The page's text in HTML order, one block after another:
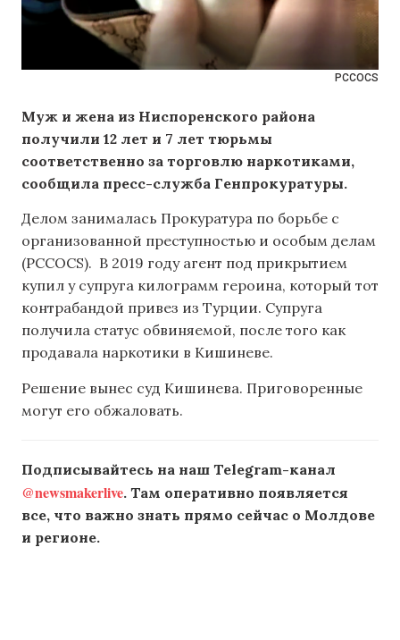
PCCOCS
Муж и жена из Ниспоренского района
получили 12 лет и 7 лет тюрьмы
соответственно за торговлю наркотиками,
сообщила пресс-служба Генпрокуратуры.
Делом занималась Прокуратура по борьбе с
организованной преступностью и особым делам
(PCCOCS). В 2019 году агент под прикрытием
купил у супруга килограмм героина, который тот
контрабандой привез из Турции. Супруга
получила статус обвиняемой, после того как
продавала наркотики в Кишиневе.
Решение вынес суд Кишинева. Приговоренные
могут его обжаловать.
Подписывайтесь на наш Telegram-канал
@newsmakerlive. Там оперативно появляется
все, что важно знать прямо сейчас о Молдове
и регионе.